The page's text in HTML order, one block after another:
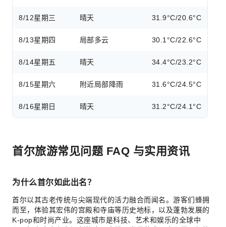
8/12星期三 晴天 31.9°C/20.6°C
8/13星期四 局部多云 30.1°C/22.6°C
8/14星期五 晴天 34.4°C/23.2°C
8/15星期六 附近局部降雨 31.6°C/24.5°C
8/16星期日 晴天 31.2°C/24.1°C
首尔旅游常见问题 FAQ 与实用资讯
为什么首尔如此出名？
首尔以其古老传统与尖端现代的活力融合而闻名。游客们蜂拥
而至，体验其宏伟的宫殿和寺庙等历史地标，以及蓬勃发展的
K-pop和时尚产业。这座城市是科技、艺术和娱乐的全球中